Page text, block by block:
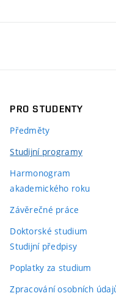
PRO STUDENTY
Předměty
Studijní programy
Harmonogram
akademického roku
Závěrečné práce
Doktorské studium
Studijní předpisy
Poplatky za studium
Zpracování osobních